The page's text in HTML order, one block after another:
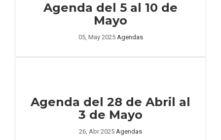
Agenda del 5 al 10 de
Mayo
05, May 2025 Agendas
Agenda del 28 de Abril al
3 de Mayo
26, Abr 2025 Agendas